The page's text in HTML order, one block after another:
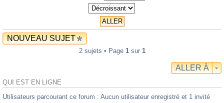
NOUVEAU SUJET
2 sujets • Page 1sur 1
ALLER À
QUI EST EN LIGNE
Utilisateurs parcourant ce forum : Aucun utilisateur enregistré et 1 invité